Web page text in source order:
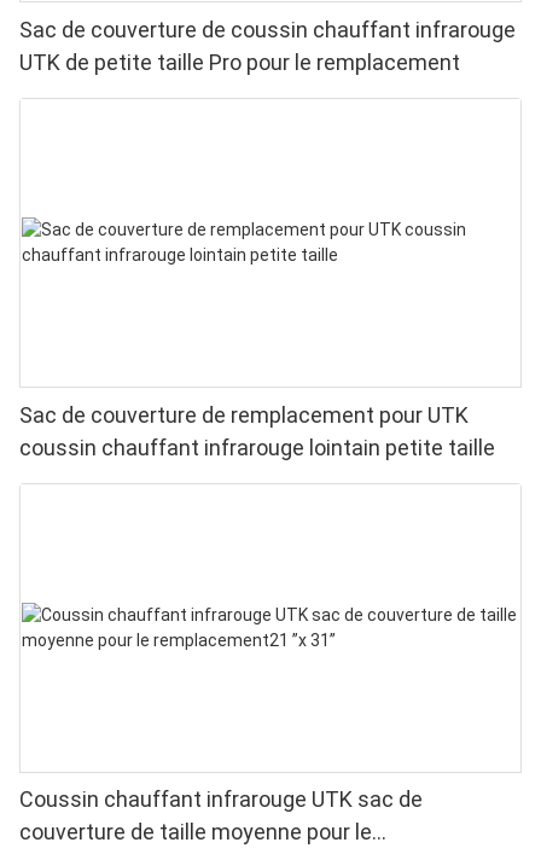
Sac de couverture de coussin chauffant infrarouge
UTK de petite taille Pro pour le remplacement
Sac de couverture de remplacement pour UTK
coussin chauffant infrarouge lointain petite taille
Coussin chauffant infrarouge UTK sac de
couverture de taille moyenne pour le